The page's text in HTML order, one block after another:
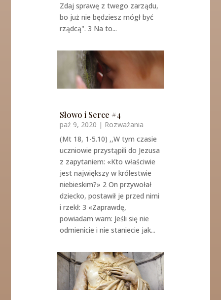
Zdaj sprawę z twego zarządu,
bo już nie będziesz mógł być
rządcą". 3 Na to...
Słowo i Serce #4
paź 9, 2020 | Rozważania
(Mt 18, 1-5.10) ,,W tym czasie
uczniowie przystąpili do Jezusa
z zapytaniem: «Kto właściwie
jest największy w królestwie
niebieskim?» 2 On przywołał
dziecko, postawił je przed nimi
i rzekł: 3 «Zaprawdę,
powiadam wam: Jeśli się nie
odmienicie i nie staniecie jak...